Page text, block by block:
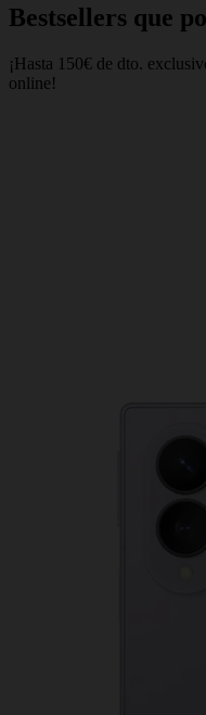
Bestsellers que
¡Hasta 150€ de dto.
online!